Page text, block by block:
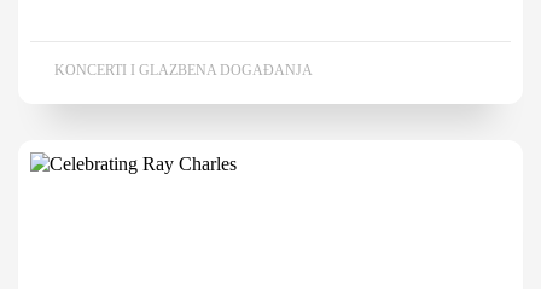
KONCERTI I GLAZBENA DOGAĐANJA